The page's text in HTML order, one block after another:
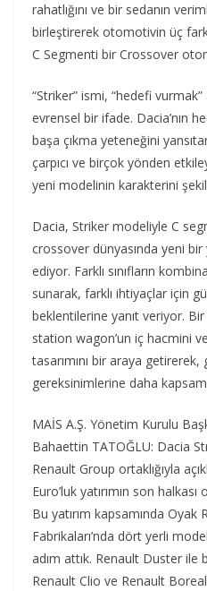
rahatlığını ve bir sedanın
birleştirerek otomotivin üç
C Segmenti bir Crossover
“Striker” ismi, “hedefi vurmak”
evrensel bir ifade. Dacia’nın
başa çıkma yeteneğini
çarpıcı ve birçok yönden
yeni modelinin karakterini
Dacia, Striker modeliyle C
crossover dünyasında yeni
ediyor. Farklı sınıfların
sunarak, farklı ihtiyaçlar için
beklentilerine yanıt veriyor. Bir
station wagon’un iç hacmini
tasarımını bir araya getirerek,
gereksinimlerine daha
MAİS A.Ş. Yönetim Kurulu
Bahaettin TATOĞLU: Dacia
Renault Group ortaklığıyla
Euro’luk yatırımın son
Bu yatırım kapsamında
Fabrikaları’nda dört yerli
adım attık. Renault Duster ile
Renault Clio ve Renault